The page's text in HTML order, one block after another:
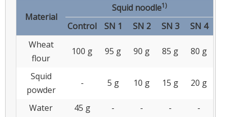
Material
Squid noodle1)
Control SN 1 SN 2 SN 3
SN 4
Wheat
flour
100 g 95 g 90 g 85 g 80 g
Squid
powder
- 5 g 10 g 15 g 20 g
Water 45 g - - -
-